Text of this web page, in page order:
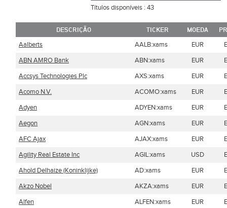
Títulos disponíveis :43
DESCRIÇÃO TICKER MOEDA
Aalberts AALB:xams EUR
ABN AMRO Bank
ABN:xams EUR
Accsys Technologies Plc
AXS:xams EUR
Acomo N.V.
ACOMO:xams EUR
Adyen
ADYEN:xams EUR
Aegon
AGN:xams EUR
AFC Ajax
AJAX:xams EUR
Agility Real Estate Inc
AGIL:xams USD
Ahold Delhaize (Koninklijke)
AD:xams EUR
Akzo Nobel
AKZA:xams EUR
Alfen
ALFEN:xams EUR